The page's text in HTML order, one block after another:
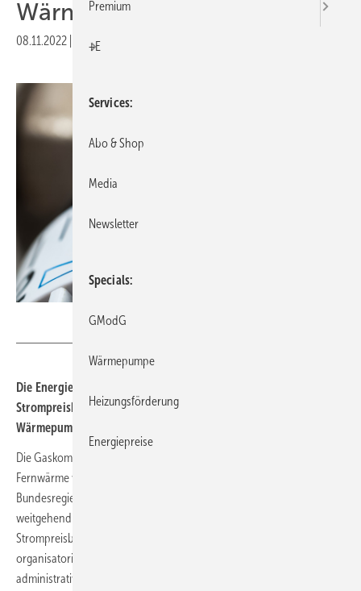
Wärmepumpen?
08.11.2022 Druckvorschau
Die Energiepreise sind im Höhenflug, Eckpunkte für die Gas- und
Strompreisbremsen liegen auf dem Tisch. Lohnen sich nun
Wärmepumpen noch?
Die Gaskommission hat Vorschläge für Entlastungen bei Erdgas und
Fernwärme vorgelegt. Sie werden laut einem zwischen der
Bundesregierung und Ländern abgestimmten
weitgehend übernommen und das Grundprinzip auch auf eine
Strompreisbremse übertragen. Wenngleich die rechtliche und
organisatorische Umsetzung noch große terminliche und
administrative Herausforderungen bedeuten, ermöglichen die
Premium
+E
Services
Abo & Shop
Media
Newsletter
Specials
GModG
Wärmepumpe
Heizungsförderung
Energiepreise